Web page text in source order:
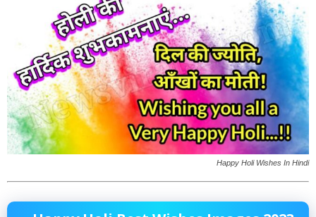
Happy Holi Wishes In Hindi